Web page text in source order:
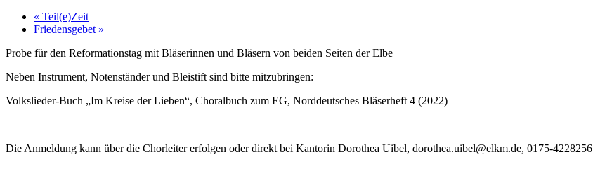
« Teil(e)Zeit
Friedensgebet »
Probe für den Reformationstag mit Bläserinnen und Bläsern von beiden Seiten der Elbe
Neben Instrument, Notenständer und Bleistift sind bitte mitzubringen:
Volkslieder-Buch „Im Kreise der Lieben“, Choralbuch zum EG, Norddeutsches Bläserheft 4 (2022)
Die Anmeldung kann über die Chorleiter erfolgen oder direkt bei Kantorin Dorothea Uibel, dorothea.uibel@elkm.de, 0175-4228256